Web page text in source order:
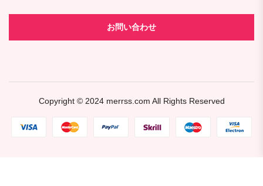
お問い合わせ
Copyright © 2024 merrss.com All Rights Reserved